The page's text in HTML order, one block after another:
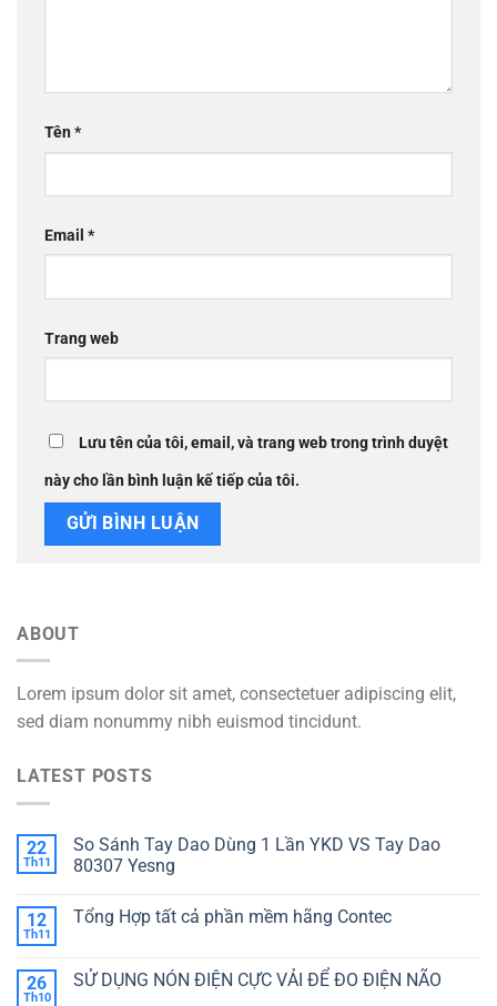
Tên*
Email *
Trang web
Lưu tên của tôi, email, và trang web trong trình duyệt
này cho lần bình luận kế tiếp của tôi.
ABOUT
Lorem ipsum dolor sit amet, consectetuer adipiscing elit,
sed diam nonummy nibh euismod tincidunt.
LATEST POSTS
22
Th11
So Sánh Tay Dao Dùng 1 Lần YKD VS Tay Dao
80307 Yesng
12
Th11
Tổng Hợp tất cả phần mềm hãng Contec
26
Th10
SỬ DỤNG NÓN ĐIỆN CỰC VẢI ĐỂ ĐO ĐIỆN NÃO